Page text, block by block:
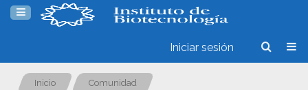
Iniciar sesión
Inicio Comunidad